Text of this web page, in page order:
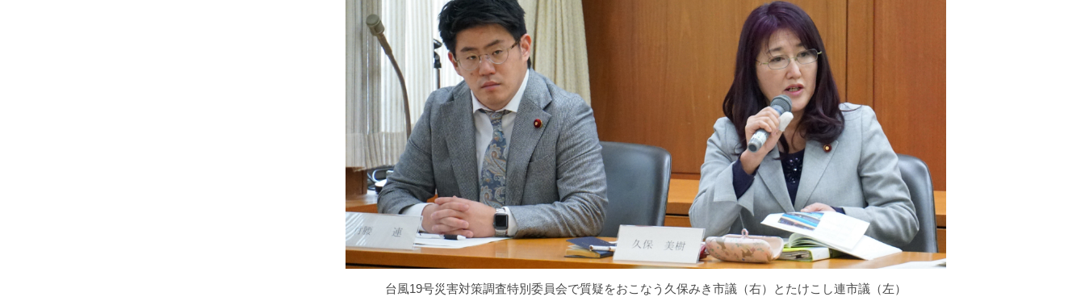
台風19号災害対策調査特別委員会で質疑をおこなう久保みき市議（右）とたけこし連市議（左）